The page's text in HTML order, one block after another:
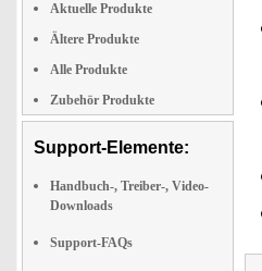
Aktuelle Produkte
Ältere Produkte
Alle Produkte
Zubehör Produkte
Support-Elemente:
Handbuch-, Treiber-, Video-
Downloads
Support-FAQs